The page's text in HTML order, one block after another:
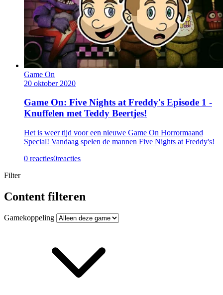
Game On
20 oktober 2020
Game On: Five Nights at Freddy's Episode 1 -
Knuffelen met Teddy Beertjes!
Het is weer tijd voor een nieuwe Game On Horrormaand
Special! Vandaag spelen de mannen Five Nights at Freddy's!
0 reacties0reacties
Filter
Content filteren
Gamekoppeling